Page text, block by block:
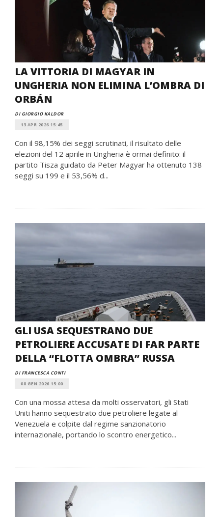
LA VITTORIA DI MAGYAR IN
UNGHERIA NON ELIMINA L’OMBRA DI
ORBÁN
DI GIORGIO KALDOR
13 APR 2026 15:45
Con il 98,15% dei seggi scrutinati, il risultato delle
elezioni del 12 aprile in Ungheria è ormai definito: il
partito Tisza guidato da Peter Magyar ha ottenuto 138
seggi su 199 e il 53,56% d...
GLI USA SEQUESTRANO DUE
PETROLIERE ACCUSATE DI FAR PARTE
DELLA “FLOTTA OMBRA” RUSSA
DI FRANCESCA CONTI
08 GEN 2026 15:00
Con una mossa attesa da molti osservatori, gli Stati
Uniti hanno sequestrato due petroliere legate al
Venezuela e colpite dal regime sanzionatorio
internazionale, portando lo scontro energetico...